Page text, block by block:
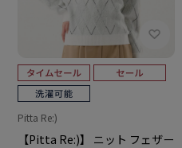
Pitta Re:)
【Pitta Re:)】 ニット フェザー